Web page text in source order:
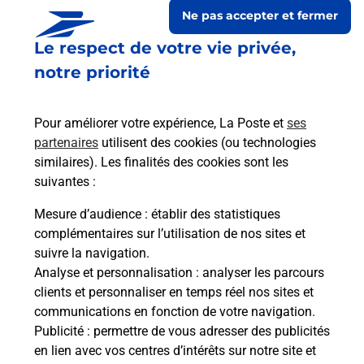
Le respect de votre vie privée,
notre priorité
Pour améliorer votre expérience, La Poste et ses
partenaires utilisent des cookies (ou technologies
similaires). Les finalités des cookies sont les
suivantes :
Mesure d’audience : établir des statistiques
complémentaires sur l’utilisation de nos sites et
suivre la navigation.
Analyse et personnalisation : analyser les parcours
clients et personnaliser en temps réel nos sites et
communications en fonction de votre navigation.
Publicité : permettre de vous adresser des publicités
en lien avec vos centres d’intérêts sur notre site et
Ne pas accepter et fermer
Collecte du courrier aujourd'hui à 08h00
2 Grande Rue
25640 Villers Grelot
Itinéraire
Le lien s'ouvre dans un nouvel onglet